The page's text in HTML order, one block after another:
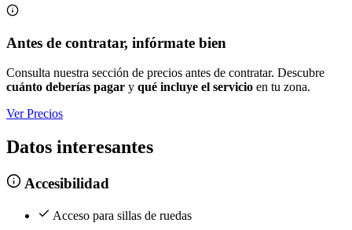
Antes de contratar, infórmate bien
Consulta nuestra sección de precios antes de contratar. Descubre
cuánto deberías pagar y qué incluye el servicio en tu zona.
Ver Precios
Datos interesantes
Accesibilidad
Acceso para sillas de ruedas